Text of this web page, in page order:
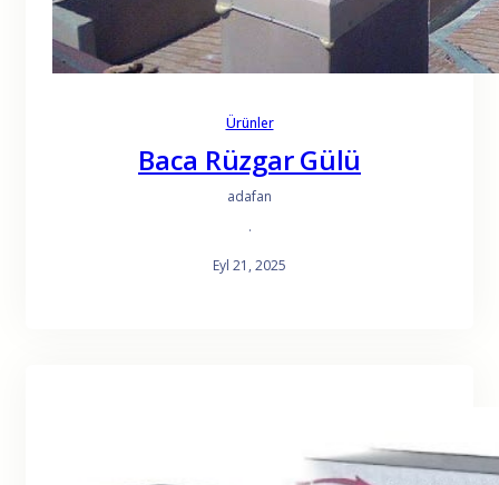
Ürünler
Baca Rüzgar Gülü
adafan
·
Eyl 21, 2025